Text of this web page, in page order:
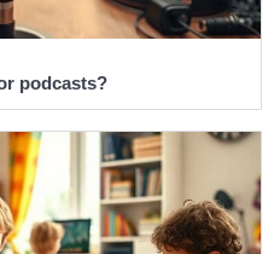
podcasts?